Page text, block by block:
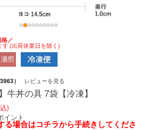
／
(出荷休業日を除く)
3963） レビューを見る
牛丼の具 7袋【冷凍】
)
イント
る場合はコチラから手続きしてくださ